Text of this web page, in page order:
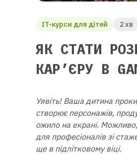
IT-курси для дітей 2 хв
ЯК СТАТИ
КАР’ЄРУ В
Уявіть! Ваша дитина
створює персонажів,
ожило на екрані.
для професіоналів зі
ще в підлітковому віці.